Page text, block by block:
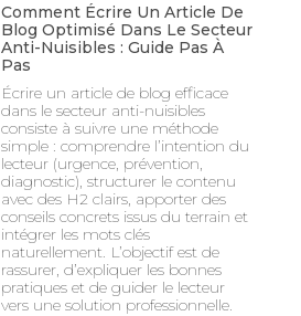
Comment Écrire Un Article De
Blog Optimisé Dans Le Secteur
Anti-Nuisibles : Guide Pas À
Pas
Écrire un article de blog efficace
dans le secteur anti-nuisibles
consiste à suivre une méthode
simple : comprendre l’intention du
lecteur (urgence, prévention,
diagnostic), structurer le contenu
avec des H2 clairs, apporter des
conseils concrets issus du terrain et
intégrer les mots clés
naturellement. L’objectif est de
rassurer, d’expliquer les bonnes
pratiques et de guider le lecteur
vers une solution professionnelle.